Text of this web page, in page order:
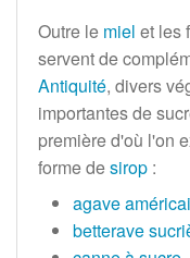
Outre le miel et les
servent de
Antiquité, divers
importantes de
première d'où l'on
forme desirop :
agave
betterave